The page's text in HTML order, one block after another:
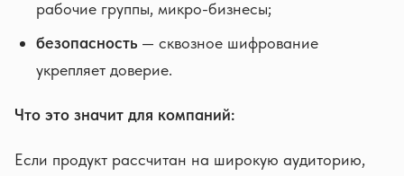
рабочие группы, микро-бизнесы;
безопасность — сквозное шифрование
укрепляет доверие.
Что это значит для компаний:
Если продукт рассчитан на широкую аудиторию,